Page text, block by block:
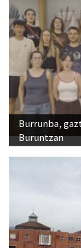
Burrunba,
Buruntzan